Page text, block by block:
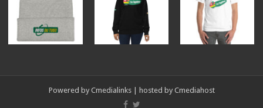
Powered by Cmedialinks| hosted by Cmediahost